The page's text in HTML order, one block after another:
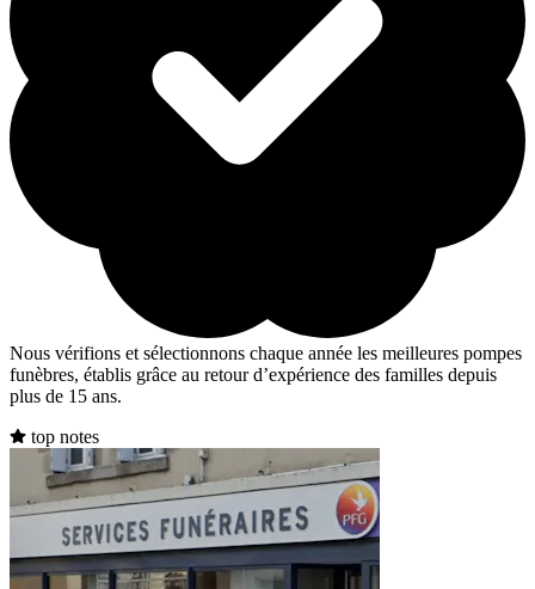
Nous vérifions et sélectionnons chaque année les meilleures pompes
funèbres, établis grâce au retour d’expérience des familles depuis
plus de 15 ans.
top notes